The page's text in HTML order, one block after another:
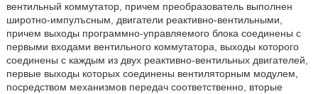
вентильный коммутатор, причем преобразователь выполнен
широтно-импулъсным, двигатели реактивно-вентильными,
причем выходы программно-управляемого блока соединены с
первыми входами вентильного коммутатора, выходы которого
соединены с каждым из двух реактивно-вентильных двигателей,
первые выходы которых соединены вентиляторным модулем,
посредством механизмов передач соответственно, вторые